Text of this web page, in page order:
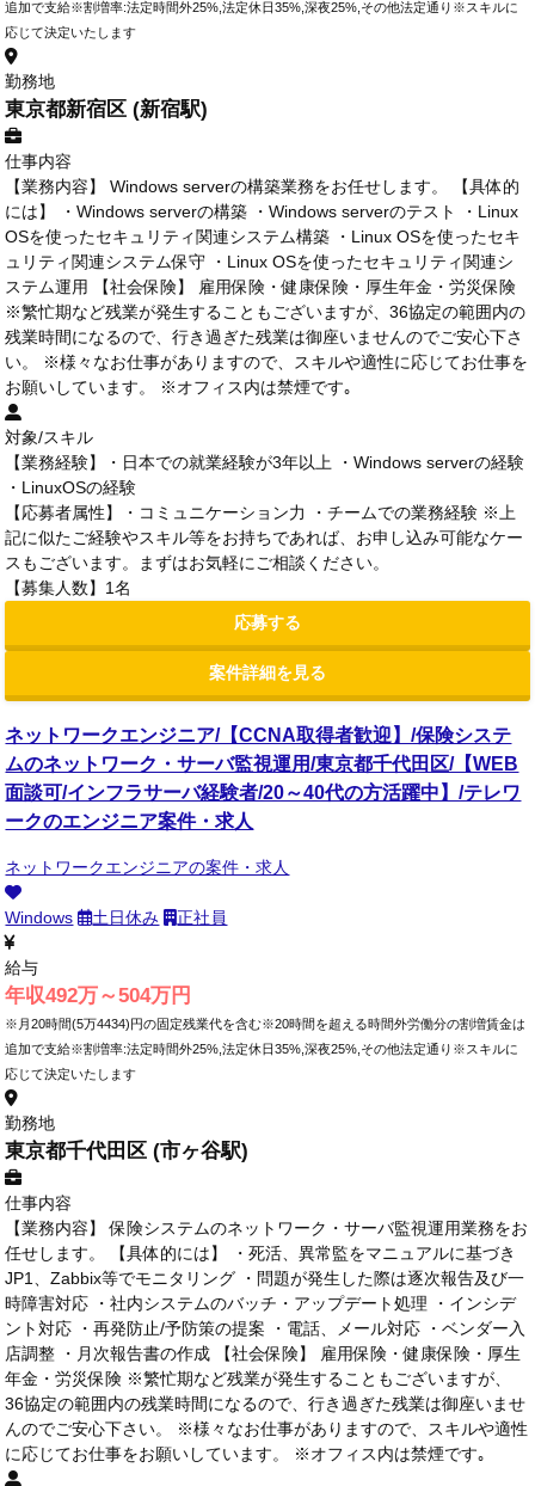
追加で支給※割増率:法定時間外25%,法定休日35%,深夜25%,その他法定通り※スキルに
応じて決定いたします
勤務地
東京都新宿区 (新宿駅)
仕事内容
【業務内容】 Windows serverの構築業務をお任せします。 【具体的
には】 ・Windows serverの構築 ・Windows serverのテスト ・Linux
OSを使ったセキュリティ関連システム構築 ・Linux OSを使ったセキ
ュリティ関連システム保守 ・Linux OSを使ったセキュリティ関連シ
ステム運用 【社会保険】 雇用保険・健康保険・厚生年金・労災保険
※繁忙期など残業が発生することもございますが、36協定の範囲内の
残業時間になるので、行き過ぎた残業は御座いませんのでご安心下さ
い。 ※様々なお仕事がありますので、スキルや適性に応じてお仕事を
お願いしています。 ※オフィス内は禁煙です｡
対象/スキル
【業務経験】・日本での就業経験が3年以上 ・Windows serverの経験
・LinuxOSの経験
【応募者属性】・コミュニケーション力 ・チームでの業務経験 ※上
記に似たご経験やスキル等をお持ちであれば、お申し込み可能なケー
スもございます。まずはお気軽にご相談ください。
【募集人数】1名
応募する
案件詳細を見る
ネットワークエンジニア/【CCNA取得者歓迎】/保険システ
ムのネットワーク・サーバ監視運用/東京都千代田区/【WEB
面談可/インフラサーバ経験者/20～40代の方活躍中】/テレワ
ークのエンジニア案件・求人
ネットワークエンジニアの案件・求人
Windows 土日休み 正社員
給与
年収492万～504万円
※月20時間(5万4434)円の固定残業代を含む※20時間を超える時間外労働分の割増賃金は
追加で支給※割増率:法定時間外25%,法定休日35%,深夜25%,その他法定通り※スキルに
応じて決定いたします
勤務地
東京都千代田区 (市ヶ谷駅)
仕事内容
【業務内容】 保険システムのネットワーク・サーバ監視運用業務をお
任せします。 【具体的には】 ・死活、異常監をマニュアルに基づき
JP1、Zabbix等でモニタリング ・問題が発生した際は逐次報告及び一
時障害対応 ・社内システムのバッチ・アップデート処理 ・インシデ
ント対応 ・再発防止/予防策の提案 ・電話、メール対応 ・ベンダー入
店調整 ・月次報告書の作成 【社会保険】 雇用保険・健康保険・厚生
年金・労災保険 ※繁忙期など残業が発生することもございますが、
36協定の範囲内の残業時間になるので、行き過ぎた残業は御座いませ
んのでご安心下さい。 ※様々なお仕事がありますので、スキルや適性
に応じてお仕事をお願いしています。 ※オフィス内は禁煙です｡